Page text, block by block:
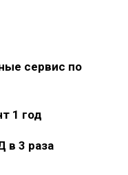
сервис по
1 год
в 3 раза